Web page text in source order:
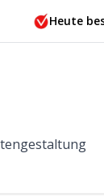
Heute